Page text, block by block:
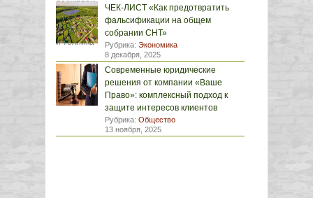
ЧЕК-ЛИСТ «Как предотвратить
фальсификации на общем
собрании СНТ»
Рубрика: Экономика
8 декабря, 2025
Современные юридические
решения от компании «Ваше
Право»: комплексный подход к
защите интересов клиентов
Рубрика: Общество
13 ноября, 2025